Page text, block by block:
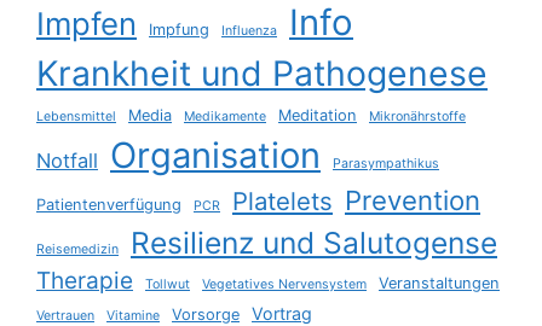
Impfen Impfung Influenza Info
Krankheit und Pathogenese
Lebensmittel Media Medikamente Meditation Mikronährstoffe
Notfall Organisation Parasympathikus
Patientenverfügung PCR Platelets Prevention
Reisemedizin Resilienz und Salutogense
Therapie Tollwut Vegetatives Nervensystem Veranstaltungen
Vertrauen Vitamine Vorsorge Vortrag